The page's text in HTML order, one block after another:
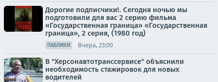
Дорогие подписчики!. Сегодня ночью мы
подготовили для вас 2 серию фильма
«Государственная граница» «Государственная
граница», 2 серия, (1980 год)
ПАБЛИКИ Вчера, 23:00
В "Херсонавтотранссервисе" объяснили
необходимость стажировок для новых
водителей